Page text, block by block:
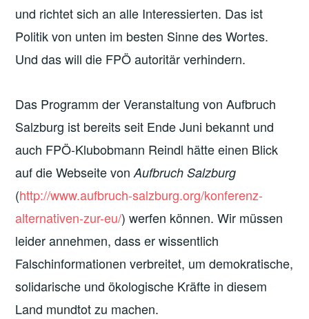
und richtet sich an alle Interessierten. Das ist
Politik von unten im besten Sinne des Wortes.
Und das will die FPÖ autoritär verhindern.
Das Programm der Veranstaltung von Aufbruch
Salzburg ist bereits seit Ende Juni bekannt und
auch FPÖ-Klubobmann Reindl hätte einen Blick
auf die Webseite vonAufbruch Salzburg
(http://www.aufbruch-salzburg.org/konferenz-
alternativen-zur-eu/) werfen können. Wir müssen
leider annehmen, dass er wissentlich
Falschinformationen verbreitet, um demokratische,
solidarische und ökologische Kräfte in diesem
Land mundtot zu machen.